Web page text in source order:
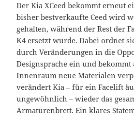
Der Kia XCeed bekommt erneut
bisher bestverkaufte Ceed wird
gehalten, während der Rest der
K4 ersetzt wurde. Dabei ordnet
durch Veränderungen in die
Designsprache ein und bekommt
Innenraum neue Materialen
verändert Kia – für ein Facelift
ungewöhnlich – wieder das
Armaturenbrett. Ein klares